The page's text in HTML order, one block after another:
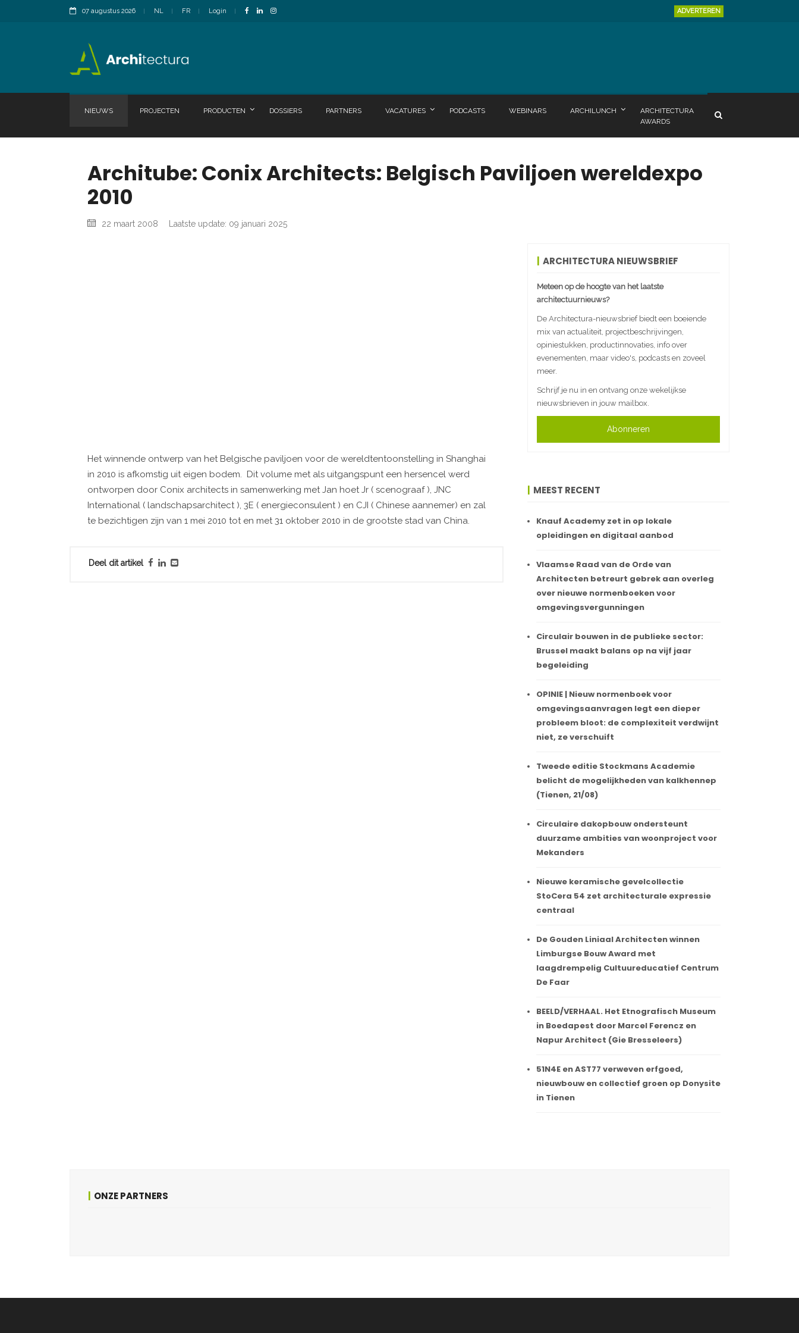
07 augustus 2026 NL FR Login ADVERTEREN
NIEUWS PROJECTEN PRODUCTEN DOSSIERS PARTNERS VACATURES PODCASTS WEBINARS ARCHILUNCH
ARCHITECTURA
AWARDS
Architube: Conix Architects: Belgisch Paviljoen wereldexpo
2010
22 maart 2008 Laatste update: 09 januari 2025
Het winnende ontwerp van het Belgische paviljoen voor de wereldtentoonstelling in Shanghai
in 2010 is afkomstig uit eigen bodem. Dit volume met als uitgangspunt een hersencel werd
ontworpen door Conix architects in samenwerking met Jan hoet Jr ( scenograaf ), JNC
International ( landschapsarchitect ), 3E ( energieconsulent ) en CJI ( Chinese aannemer) en zal
te bezichtigen zijn van 1 mei 2010 tot en met 31 oktober 2010 in de grootste stad van China.
Deel dit artikel
ARCHITECTURA NIEUWSBRIEF
Meteen op de hoogte van het laatste
architectuurnieuws?
De Architectura-nieuwsbrief biedt een boeiende
mix van actualiteit, projectbeschrijvingen,
opiniestukken, productinnovaties, info over
evenementen, maar video's, podcasts en zoveel
meer.
Schrijf je nu in en ontvang onze wekelijkse
nieuwsbrieven in jouw mailbox.
Abonneren
MEEST RECENT
Knauf Academy zet in op lokale
opleidingen en digitaal aanbod
Vlaamse Raad van de Orde van
Architecten betreurt gebrek aan overleg
over nieuwe normenboeken voor
omgevingsvergunningen
Circulair bouwen in de publieke sector:
Brussel maakt balans op na vijf jaar
begeleiding
OPINIE | Nieuw normenboek voor
omgevingsaanvragen legt een dieper
probleem bloot: de complexiteit verdwijnt
niet, ze verschuift
Tweede editie Stockmans Academie
belicht de mogelijkheden van kalkhennep
(Tienen, 21/08)
Circulaire dakopbouw ondersteunt
duurzame ambities van woonproject voor
Mekanders
Nieuwe keramische gevelcollectie
StoCera 54 zet architecturale expressie
centraal
De Gouden Liniaal Architecten winnen
Limburgse Bouw Award met
laagdrempelig Cultuureducatief Centrum
De Faar
BEELD/VERHAAL. Het Etnografisch Museum
in Boedapest door Marcel Ferencz en
Napur Architect (Gie Bresseleers)
51N4E en AST77 verweven erfgoed,
nieuwbouw en collectief groen op Donysite
in Tienen
ONZE PARTNERS